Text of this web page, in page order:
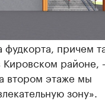
причем
Кировском районе,
втором этаже мы
зону».